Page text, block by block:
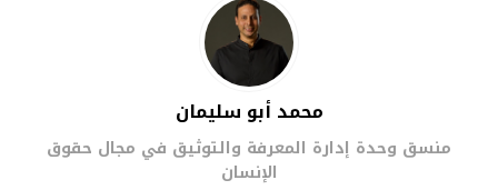
محمد أبو سليمان
منسق وحدة إدارة المعرفة والتوثيق في مجال حقوق
الإنسان